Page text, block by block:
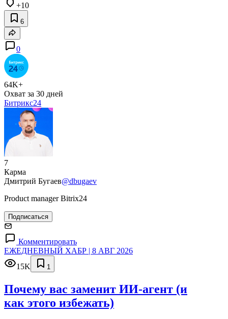
+10
6
0
64K+
Охват за 30 дней
Битрикс24
7
Карма
Дмитрий Бугаев@dbugaev
Product manager Bitrix24
Подписаться
Комментировать
ЕЖЕДНЕВНЫЙ ХАБР | 8 АВГ 2026
15K
1
Почему вас заменит ИИ‑агент (и
как этого избежать)